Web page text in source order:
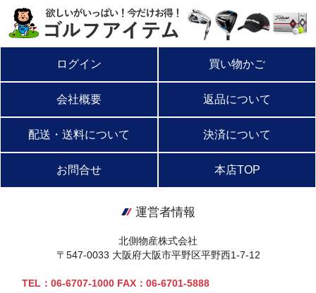
ログイン 買い物かご
会社概要 返品について
配送・送料について 決済について
お問合せ 本店TOP
運営者情報
北側物産株式会社
〒547-0033 大阪府大阪市平野区平野西1-7-12
TEL：06-6707-1000 FAX：06-6701-5888